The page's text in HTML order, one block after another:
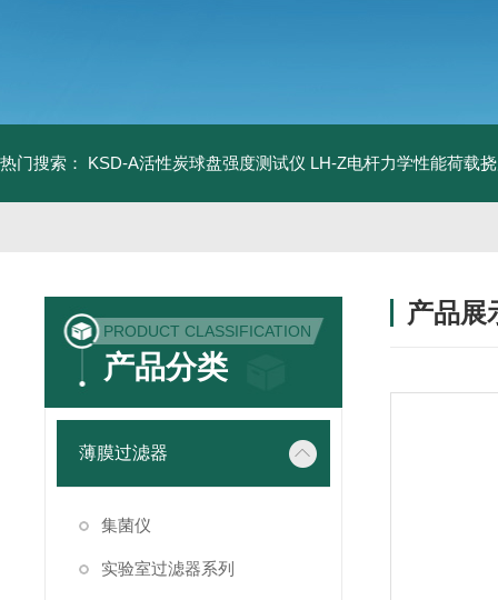
热门搜索： KSD-A活性炭球盘强度测试仪 LH-Z电杆力学性能荷载
PRODUCT CLASSIFICATION
产品分类
薄膜过滤器
集菌仪
实验室过滤器系列
产品展